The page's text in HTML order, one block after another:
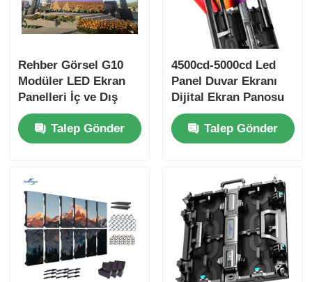
Rehber Görsel G10
Modüler LED Ekran
Panelleri İç ve Dış
Kullanım için Özel
LED EkranTalep Gönder
4500cd-5000cd Led
Panel Duvar Ekranı
Dijital Ekran Panosu
Dış Mekan
Reklamcılığı İçin
Talep Gönder